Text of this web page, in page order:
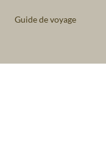
Guide de voyage